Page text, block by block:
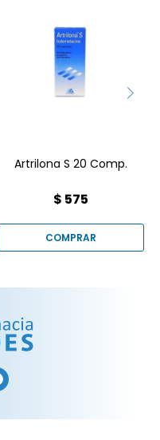
antiinflamatorio y
analgésico producido por
el laboratorio Gramón
Bagó, indicado
principalmente para tratar
dolores e inflamaciones
Artrilona S 20 Comp.
$ 575